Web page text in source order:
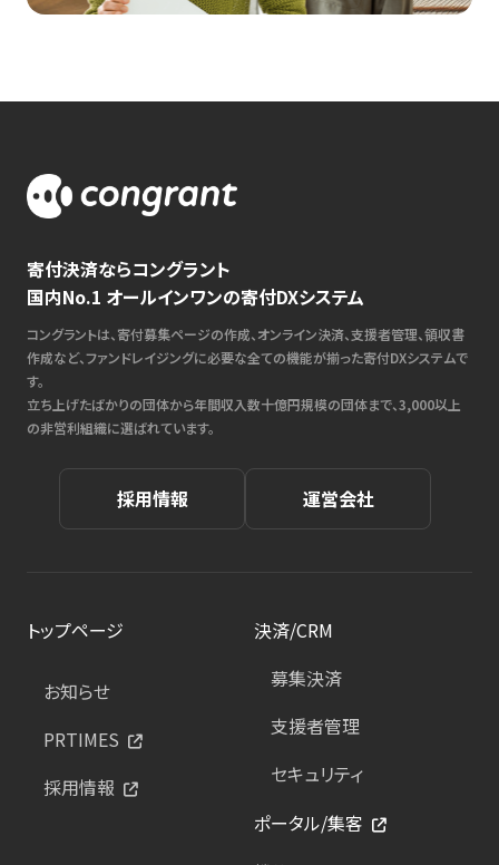
寄付決済ならコングラント
国内No.1 オールインワンの寄付DXシステム
コングラントは、寄付募集ページの作成、オンライン決済、支援者管理、領収書
作成など、ファンドレイジングに必要な全ての機能が揃った寄付DXシステムで
す。
立ち上げたばかりの団体から年間収入数十億円規模の団体まで、3,000以上
の非営利組織に選ばれています。
採用情報 運営会社
トップページ
お知らせ
PRTIMES
採用情報
決済/CRM
募集決済
支援者管理
セキュリティ
ポータル/集客